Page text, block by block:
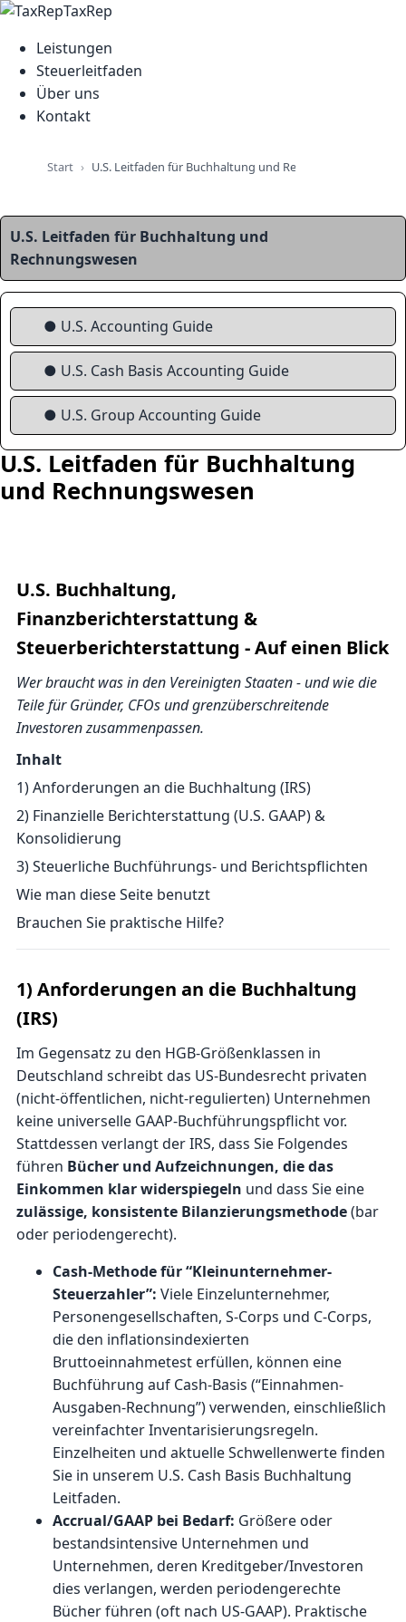
TaxRep
Leistungen
Steuerleitfaden
Über uns
Kontakt
Start U.S. Leitfaden für Buchhaltung und Rechnungswesen
U.S. Leitfaden für Buchhaltung und
Rechnungswesen
● U.S. Accounting Guide
● U.S. Cash Basis Accounting Guide
● U.S. Group Accounting Guide
U.S. Leitfaden für Buchhaltung
und Rechnungswesen
U.S. Buchhaltung,
Finanzberichterstattung &
Steuerberichterstattung - Auf einen Blick
Wer braucht was in den Vereinigten Staaten - und wie die
Teile für Gründer, CFOs und grenzüberschreitende
Investoren zusammenpassen.
Inhalt
1) Anforderungen an die Buchhaltung (IRS)
2) Finanzielle Berichterstattung (U.S. GAAP) &
Konsolidierung
3) Steuerliche Buchführungs- und Berichtspflichten
Wie man diese Seite benutzt
Brauchen Sie praktische Hilfe?
1) Anforderungen an die Buchhaltung
(IRS)
Im Gegensatz zu den HGB-Größenklassen in
Deutschland schreibt das US-Bundesrecht privaten
(nicht-öffentlichen, nicht-regulierten) Unternehmen
keine universelle GAAP-Buchführungspflicht vor.
Stattdessen verlangt der IRS, dass Sie Folgendes
führen Bücher und Aufzeichnungen, die das
Einkommen klar widerspiegeln und dass Sie eine
zulässige, konsistente Bilanzierungsmethode(bar
oder periodengerecht).
Cash-Methode für “Kleinunternehmer-
Steuerzahler”: Viele Einzelunternehmer,
Personengesellschaften, S-Corps und C-Corps,
die den inflationsindexierten
Bruttoeinnahmetest erfüllen, können eine
Buchführung auf Cash-Basis (“Einnahmen-
Ausgaben-Rechnung”) verwenden, einschließlich
vereinfachter Inventarisierungsregeln.
Einzelheiten und aktuelle Schwellenwerte finden
Sie in unserem U.S. Cash Basis Buchhaltung
Leitfaden.
Accrual/GAAP bei Bedarf: Größere oder
bestandsintensive Unternehmen und
Unternehmen, deren Kreditgeber/Investoren
dies verlangen, werden periodengerechte
Bücher führen (oft nach US-GAAP). Praktische